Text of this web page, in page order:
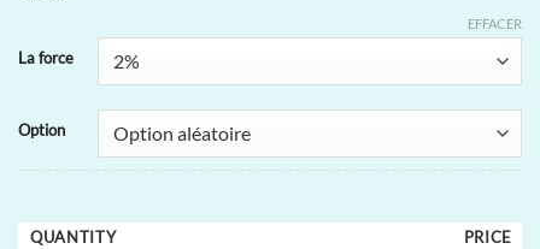
La force
Option
EFFACER
QUANTITY PRICE